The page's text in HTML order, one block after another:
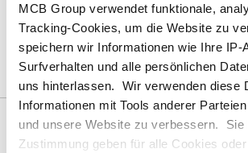
MCB Group verwendet funktionale,
Tracking-Cookies, um die Website zu
speichern wir Informationen wie Ihre IP-
Surfverhalten und alle persönlichen
uns hinterlassen. Wir verwenden diese
Informationen mit Tools anderer
und unsere Website zu verbessern. Sie
Zustimmung geben für alle Cookies
das Produkt Produktbeschreibung
Bruttopreisliste Downloads
Bruttopreisliste: